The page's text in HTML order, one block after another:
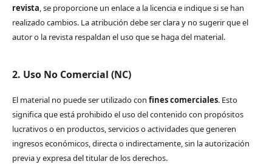
revista, se proporcione un enlace a la licencia e indique si se han
realizado cambios. La atribución debe ser clara y no sugerir que el
autor o la revista respaldan el uso que se haga del material.
2. Uso No Comercial (NC)
El material no puede ser utilizado con fines comerciales. Esto
significa que está prohibido el uso del contenido con propósitos
lucrativos o en productos, servicios o actividades que generen
ingresos económicos, directa o indirectamente, sin la autorización
previa y expresa del titular de los derechos.